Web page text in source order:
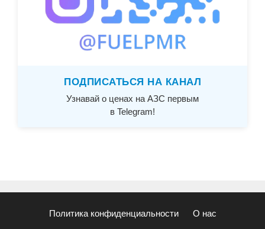
ПОДПИСАТЬСЯ НА КАНАЛ
Узнавай о ценах на АЗС первым
в Telegram!
Политика конфиденциальности О нас